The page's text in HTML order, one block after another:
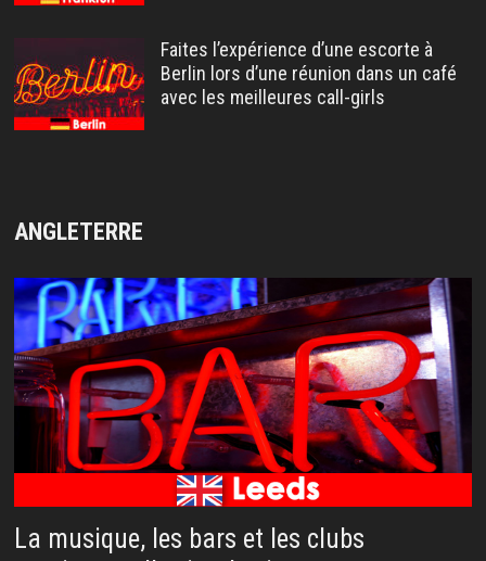
Faites l’expérience d’une escorte à
Berlin lors d’une réunion dans un café
avec les meilleures call-girls
ANGLETERRE
La musique, les bars et les clubs